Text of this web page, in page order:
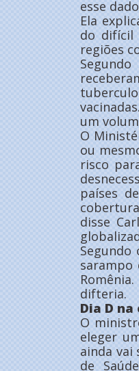
esse
Ela
do difícil
regiões
um
O
ou
risco
países
disse
sarampo
difteria.
Dia D na
O
eleger
ainda vai
de